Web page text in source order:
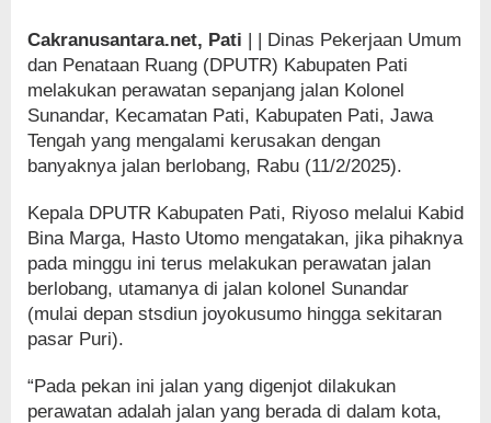
Cakranusantara.net, Pati | | Dinas Pekerjaan Umum
dan Penataan Ruang (DPUTR) Kabupaten Pati
melakukan perawatan sepanjang jalan Kolonel
Sunandar, Kecamatan Pati, Kabupaten Pati, Jawa
Tengah yang mengalami kerusakan dengan
banyaknya jalan berlobang, Rabu (11/2/2025).
Kepala DPUTR Kabupaten Pati, Riyoso melalui Kabid
Bina Marga, Hasto Utomo mengatakan, jika pihaknya
pada minggu ini terus melakukan perawatan jalan
berlobang, utamanya di jalan kolonel Sunandar
(mulai depan stsdiun joyokusumo hingga sekitaran
pasar Puri).
“Pada pekan ini jalan yang digenjot dilakukan
perawatan adalah jalan yang berada di dalam kota,